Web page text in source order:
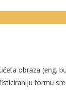
obraza (eng.
formu